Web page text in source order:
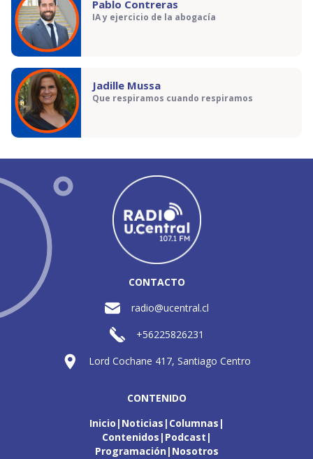
Pablo Contreras
IA y ejercicio de la abogacía
Jadille Mussa
Que respiramos cuando respiramos
CONTACTO
radio@ucentral.cl
+56225826231
Lord Cochane 417, Santiago Centro
CONTENIDO
Inicio Noticias Columnas
Contenidos Podcast
Programación Nosotros